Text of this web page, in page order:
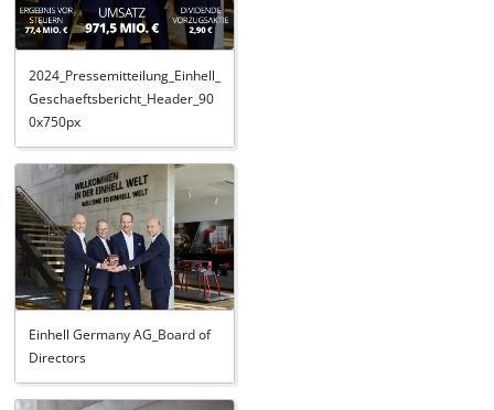
2024_Pressemitteilung_Einhell_
Geschaeftsbericht_Header_90
0x750px
Einhell Germany AG_Board of
Directors